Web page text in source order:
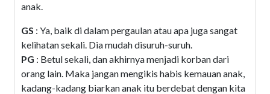
anak.
GS : Ya, baik di dalam pergaulan atau apa juga sangat
kelihatan sekali. Dia mudah disuruh-suruh.
PG : Betul sekali, dan akhirnya menjadi korban dari
orang lain. Maka jangan mengikis habis kemauan anak,
kadang-kadang biarkan anak itu berdebat dengan kita